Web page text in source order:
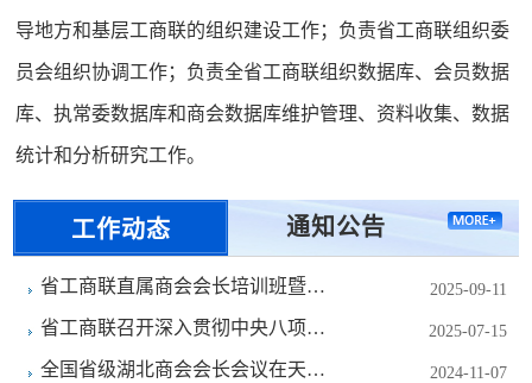
导地方和基层工商联的组织建设工作；负责省工商联组织委
员会组织协调工作；负责全省工商联组织数据库、会员数据
库、执常委数据库和商会数据库维护管理、资料收集、数据
统计和分析研究工作。
工作动态 通知公告
省工商联直属商会会长培训班暨走
进襄阳活动成功举办
2025-09-11
省工商联召开深入贯彻中央八项规
定精神学习教育“回头看”工作...
2025-07-15
全国省级湖北商会会长会议在天津
2024-11-07